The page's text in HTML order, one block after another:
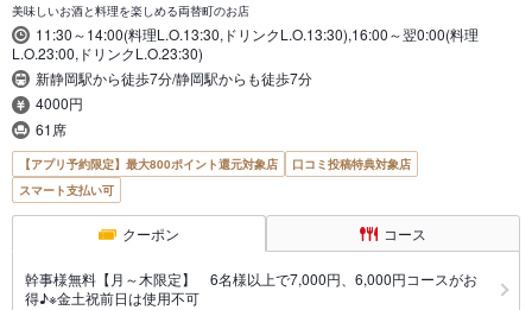
美味しいお酒と料理を楽しめる両替町のお店
11:30～14:00(料理L.O.13:30,ドリンクL.O.13:30),16:00～翌0:00(料理
L.O.23:00,ドリンクL.O.23:30)
新静岡駅から徒歩7分/静岡駅からも徒歩7分
4000円
61席
【アプリ予約限定】最大800ポイント還元対象店
口コミ投稿特典対象店
スマート支払い可
クーポン コース
幹事様無料【月～木限定】 6名様以上で7,000円、6,000円コースがお
得♪※金土祝前日は使用不可